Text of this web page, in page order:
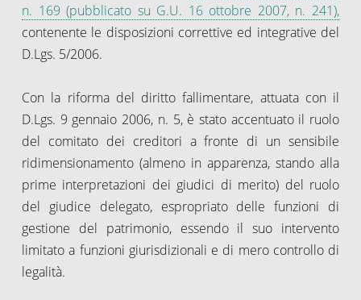
n. 169 (pubblicato su G.U. 16 ottobre 2007, n. 241),
contenente le disposizioni correttive ed integrative del
D.Lgs. 5/2006.
Con la riforma del diritto fallimentare, attuata con il
D.Lgs. 9 gennaio 2006, n. 5, è stato accentuato il ruolo
del comitato dei creditori a fronte di un sensibile
ridimensionamento (almeno in apparenza, stando alla
prime interpretazioni dei giudici di merito) del ruolo
del giudice delegato, espropriato delle funzioni di
gestione del patrimonio, essendo il suo intervento
limitato a funzioni giurisdizionali e di mero controllo di
legalità.